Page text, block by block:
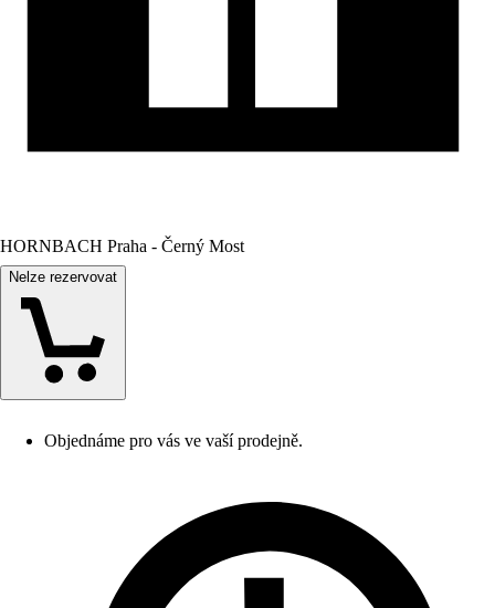
HORNBACH Praha - Černý Most
Nelze rezervovat
Objednáme pro vás ve vaší prodejně.